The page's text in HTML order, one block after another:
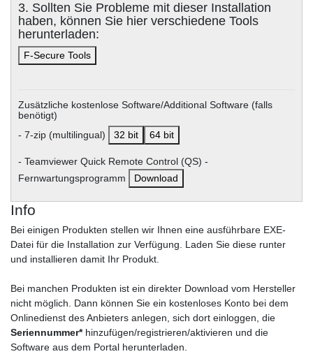
3. Sollten Sie Probleme mit dieser Installation
haben, können Sie hier verschiedene Tools
herunterladen:
F-Secure Tools
Zusätzliche kostenlose Software/Additional Software (falls
benötigt)
- 7-zip (multilingual)
32 bit 64 bit
- Teamviewer Quick Remote Control (QS) -
Fernwartungsprogramm
Download
Info
Bei einigen Produkten stellen wir Ihnen eine ausführbare EXE-
Datei für die Installation zur Verfügung. Laden Sie diese runter
und installieren damit Ihr Produkt.
Bei manchen Produkten ist ein direkter Download vom Hersteller
nicht möglich. Dann können Sie ein kostenloses Konto bei dem
Onlinedienst des Anbieters anlegen, sich dort einloggen, die
Seriennummer*hinzufügen/registrieren/aktivieren und die
Software aus dem Portal herunterladen.